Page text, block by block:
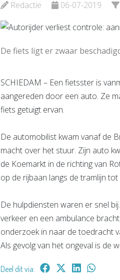
Redactie 06-07-2019
De fiets ligt er zwaar
SCHIEDAM – Een fietsster is
aangereden door een auto. Ze
fiets getuigt ervan.
De automobilist kwam vanaf de
macht over het stuur. Zijn auto
de Koemarkt in de richting van
op de rijbaan langs de tramlijn tot
De hulpdiensten waren er snel
verkeer en een ambulance
onderzoek in naar de toedracht
Als gevolg van het ongeval is de
Deel dit via: